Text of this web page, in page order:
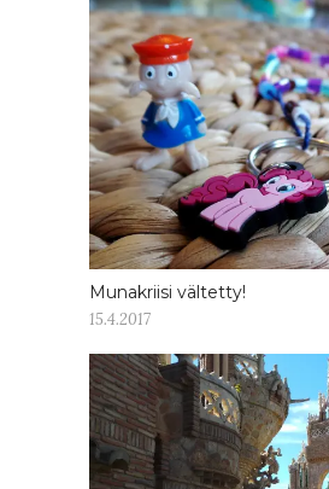
Munakriisi vältetty!
15.4.2017